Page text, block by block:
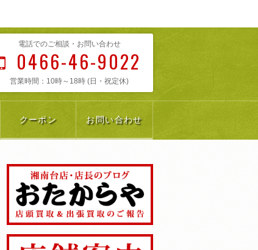
電話でのご相談・お問い合わせ
0466-46-9022
営業時間：10時～18時 (日・祝定休)
クーポン お問い合わせ